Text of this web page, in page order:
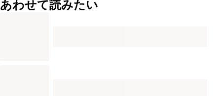
あわせて読みたい